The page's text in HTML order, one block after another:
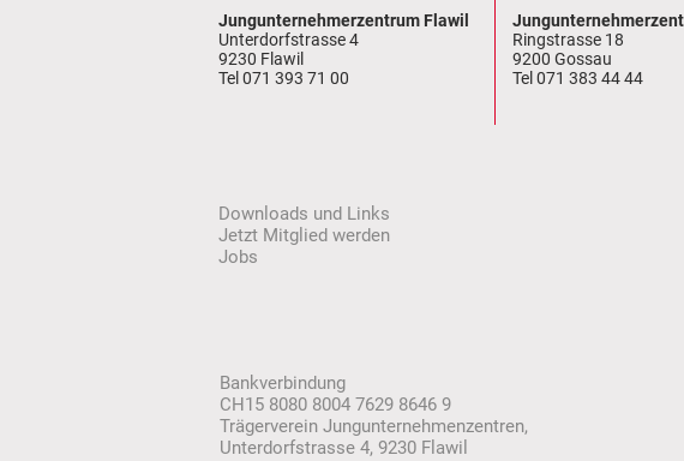
Jungunternehmerzentrum Flawil
Unterdorfstrasse 4
9230 Flawil
Tel071 393 71 00
Ringstrasse 18
9200 Gossau
Tel 071 383 44 44
Downloads und Links
Jetzt Mitglied werden
Jobs
Bankverbindung
CH15 8080 8004 7629 8646 9
Trägerverein Jungunternehmenzentren,
Unterdorfstrasse 4, 9230 Flawil